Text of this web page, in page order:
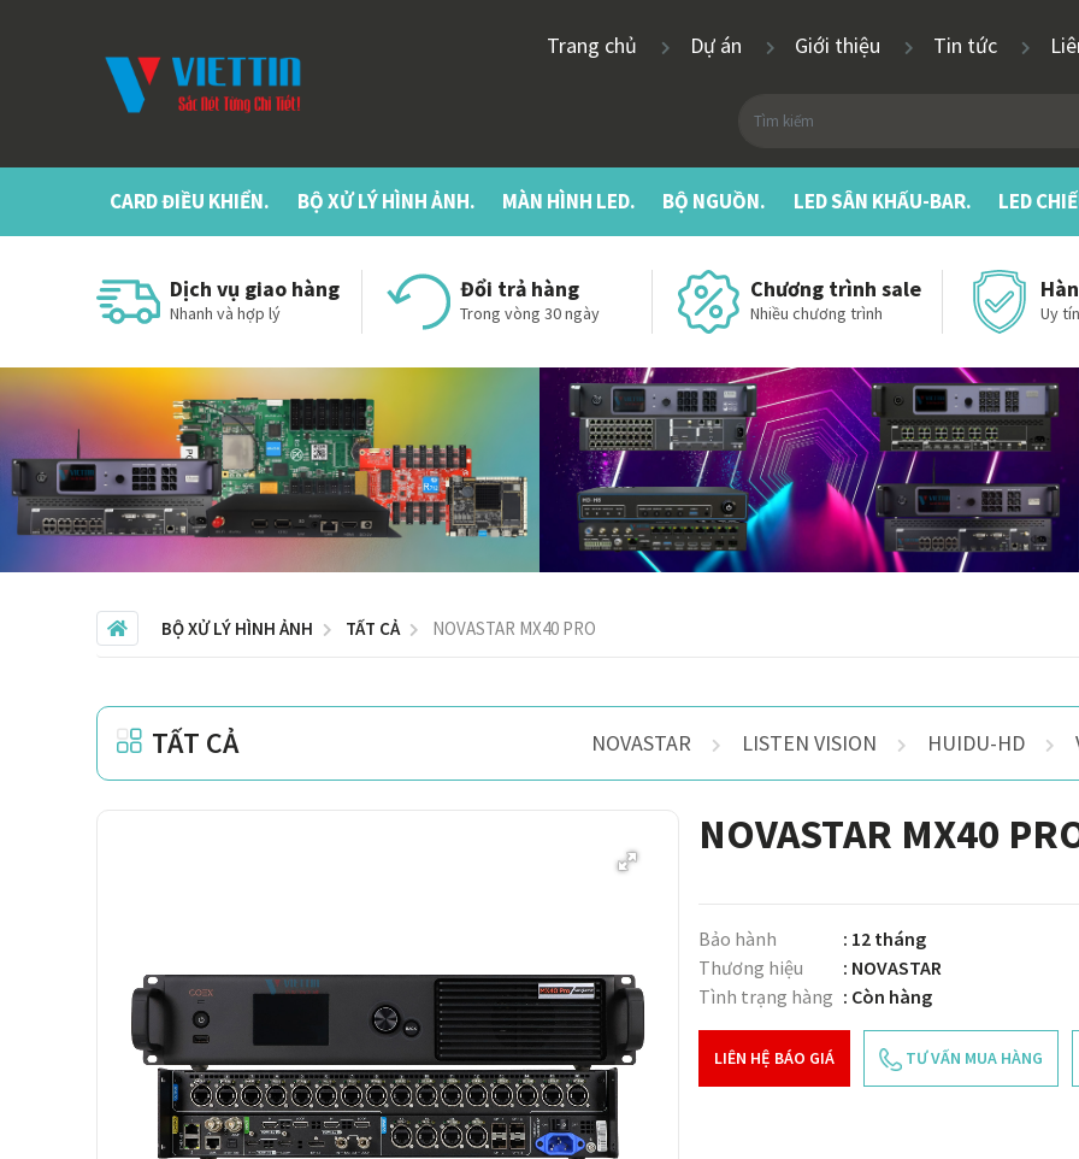
Trang chủ Dự án Giới thiệu Tin tức
CARD ĐIỀU KHIỂN. BỘ XỬ LÝ HÌNH ẢNH. MÀN HÌNH LED. BỘ NGUỒN. LED SÂN KHẤU-BAR. LED
Dịch vụ giao hàng
Nhanh và hợp lý
Đổi trả hàng
Trong vòng 30 ngày
Chương trình sale
Nhiều chương trình Uy
BỘ XỬ LÝ HÌNH ẢNH TẤT CẢ NOVASTAR MX40 PRO
TẤT CẢ NOVASTAR LISTEN VISION HUIDU-HD
NOVASTAR MX40
Bảo hành
: 12 tháng
Thương hiệu
: NOVASTAR
Tình trạng hàng : Còn hàng
LIÊN HỆ BÁO GIÁ TƯ VẤN MUA HÀNG